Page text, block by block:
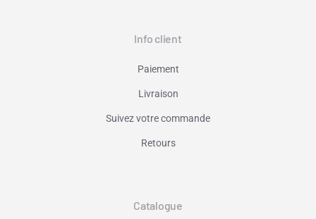
Info client
Paiement
Livraison
Suivez votre commande
Retours
Catalogue